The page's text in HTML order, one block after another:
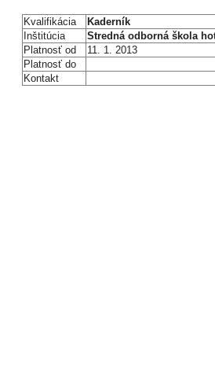
Kvalifikácia
Kaderník
Inštitúcia
Stredná odborná škola
Platnosť od
11. 1. 2013
Platnosť do
Kontakt